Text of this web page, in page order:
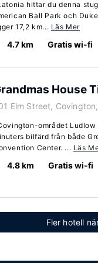
hittar du denna
Ball Park och
17,2 km... Läs Mer
4.7 km Gratis wi-fi
House
Elm Street,
området
bilfärd från både
Center. ... Läs
4.8 km Gratis wi-fi
Fler hotell